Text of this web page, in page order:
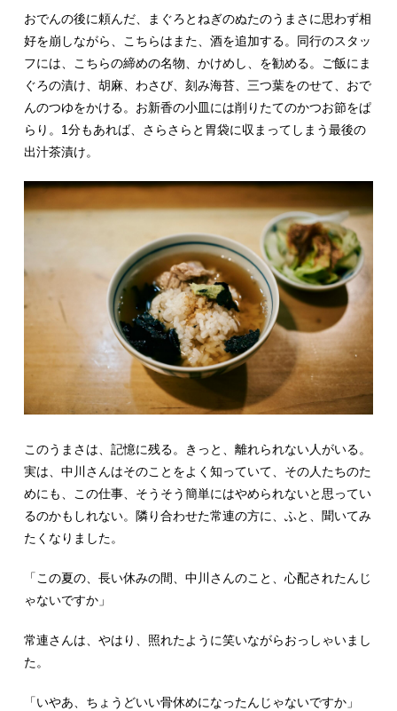
おでんの後に頼んだ、まぐろとねぎのぬたのうまさに思わず相
好を崩しながら、こちらはまた、酒を追加する。同行のスタッ
フには、こちらの締めの名物、かけめし、を勧める。ご飯にま
ぐろの漬け、胡麻、わさび、刻み海苔、三つ葉をのせて、おで
んのつゆをかける。お新香の小皿には削りたてのかつお節をぱ
らり。1分もあれば、さらさらと胃袋に収まってしまう最後の
出汁茶漬け。
このうまさは、記憶に残る。きっと、離れられない人がいる。
実は、中川さんはそのことをよく知っていて、その人たちのた
めにも、この仕事、そうそう簡単にはやめられないと思ってい
るのかもしれない。隣り合わせた常連の方に、ふと、聞いてみ
たくなりました。
「この夏の、長い休みの間、中川さんのこと、心配されたんじ
ゃないですか」
常連さんは、やはり、照れたように笑いながらおっしゃいまし
た。
「いやあ、ちょうどいい骨休めになったんじゃないですか」